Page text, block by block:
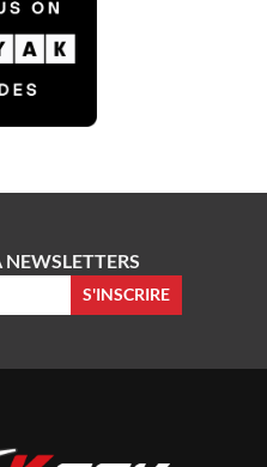
S'INSCRIRE